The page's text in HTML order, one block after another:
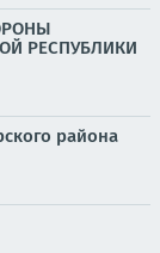
РЕСПУБЛИКИ
района